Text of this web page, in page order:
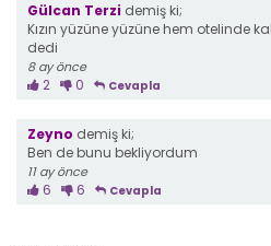
Gülcan Terzi demiş ki;
Kızın yüzüne yüzüne hem otelinde
dedi
8 ay önce
2 0 Cevapla
Zeyno demiş ki;
Ben de bunu bekliyordum
11 ay önce
6 6 Cevapla